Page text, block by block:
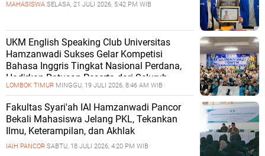
MAHASISWA SELASA, 21 JULI 2026, 5:42 PM WIB
UKM English Speaking Club Universitas
Hamzanwadi Sukses Gelar Kompetisi
Bahasa Inggris Tingkat Nasional Perdana,
Hadirkan Ratusan Peserta dari Seluruh
Indonesia
LOMBOK TIMUR MINGGU, 19 JULI 2026, 8:46 AM WIB
Fakultas Syari'ah IAI Hamzanwadi Pancor
Bekali Mahasiswa Jelang PKL, Tekankan
Ilmu, Keterampilan, dan Akhlak
IAIH PANCOR SABTU, 18 JULI 2026, 4:20 PM WIB